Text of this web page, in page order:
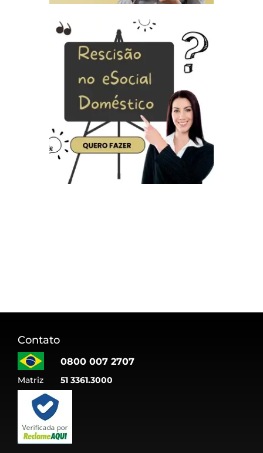
Contato
0800 007 2707
Matriz 51 3361.3000